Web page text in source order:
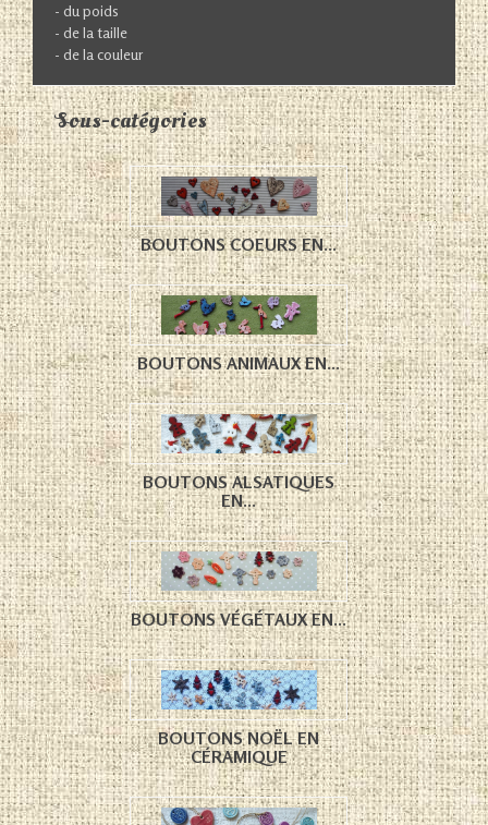
- du poids
- de la taille
- de la couleur
Sous-catégories
BOUTONS COEURS EN...
BOUTONS ANIMAUX EN...
BOUTONS ALSATIQUES
EN...
BOUTONS VÉGÉTAUX EN...
BOUTONS NOËL EN
CÉRAMIQUE